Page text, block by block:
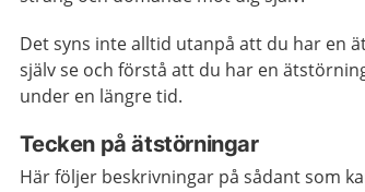
Det syns inte alltid utanpå att du har en
själv se och förstå att du har en
under en längre tid.
Tecken på ätstörningar
Här följer beskrivningar på sådant som